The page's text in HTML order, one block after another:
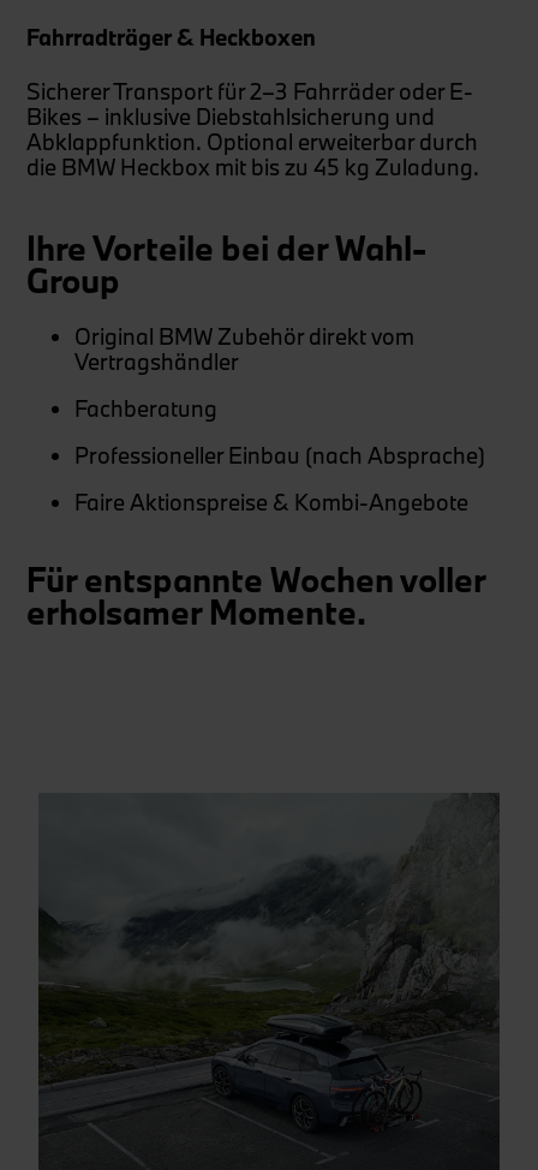
Fahrradträger & Heckboxen
Sicherer Transport für 2–3 Fahrräder oder E-
Bikes – inklusive Diebstahlsicherung und
Abklappfunktion. Optional erweiterbar durch
die BMW Heckbox mit bis zu 45 kg Zuladung.
Ihre Vorteile bei der Wahl-
Group
Original BMW Zubehör direkt vom
Vertragshändler
Fachberatung
Professioneller Einbau (nach Absprache)
Faire Aktionspreise & Kombi-Angebote
Für entspannte Wochen voller
erholsamer Momente.